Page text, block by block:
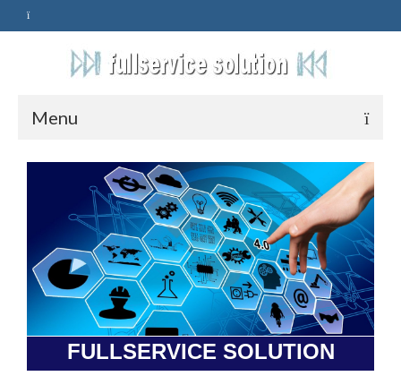
Menu
HOME
ASSISTENZA
POLITICA
Qualità
PRIVACY
FULLSERVICE SOLUTION